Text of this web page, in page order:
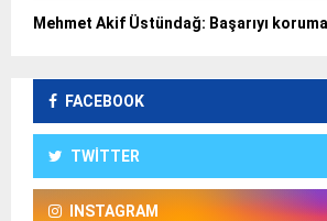
Mehmet Akif Üstündağ: Başarıyı
FACEBOOK
TWITTER
INSTAGRAM